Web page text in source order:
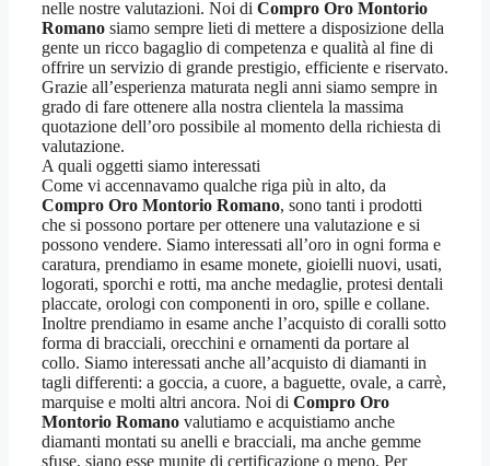
nelle nostre valutazioni. Noi di Compro Oro Montorio
Romano siamo sempre lieti di mettere a disposizione della
gente un ricco bagaglio di competenza e qualità al fine di
offrire un servizio di grande prestigio, efficiente e riservato.
Grazie all’esperienza maturata negli anni siamo sempre in
grado di fare ottenere alla nostra clientela la massima
quotazione dell’oro possibile al momento della richiesta di
valutazione.
A quali oggetti siamo interessati
Come vi accennavamo qualche riga più in alto, da
Compro Oro Montorio Romano, sono tanti i prodotti
che si possono portare per ottenere una valutazione e si
possono vendere. Siamo interessati all’oro in ogni forma e
caratura, prendiamo in esame monete, gioielli nuovi, usati,
logorati, sporchi e rotti, ma anche medaglie, protesi dentali
placcate, orologi con componenti in oro, spille e collane.
Inoltre prendiamo in esame anche l’acquisto di coralli sotto
forma di bracciali, orecchini e ornamenti da portare al
collo. Siamo interessati anche all’acquisto di diamanti in
tagli differenti: a goccia, a cuore, a baguette, ovale, a carrè,
marquise e molti altri ancora. Noi di Compro Oro
Montorio Romano valutiamo e acquistiamo anche
diamanti montati su anelli e bracciali, ma anche gemme
sfuse, siano esse munite di certificazione o meno. Per